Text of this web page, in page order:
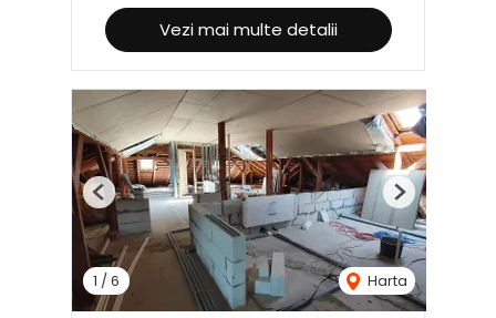
Vezi mai multe detalii
1 /6 Harta
Previous Next